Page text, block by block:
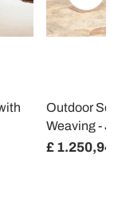
Outdoor
Weaving -
£ 1.250,94